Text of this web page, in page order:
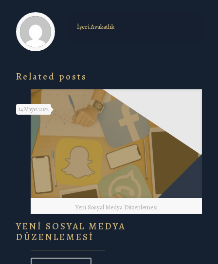
İşeri Avukatlık
Related posts
Yeni Sosyal Medya Düzenlemesi
14 Mayıs 2022
YENİ SOSYAL MEDYA
DÜZENLEMESİ